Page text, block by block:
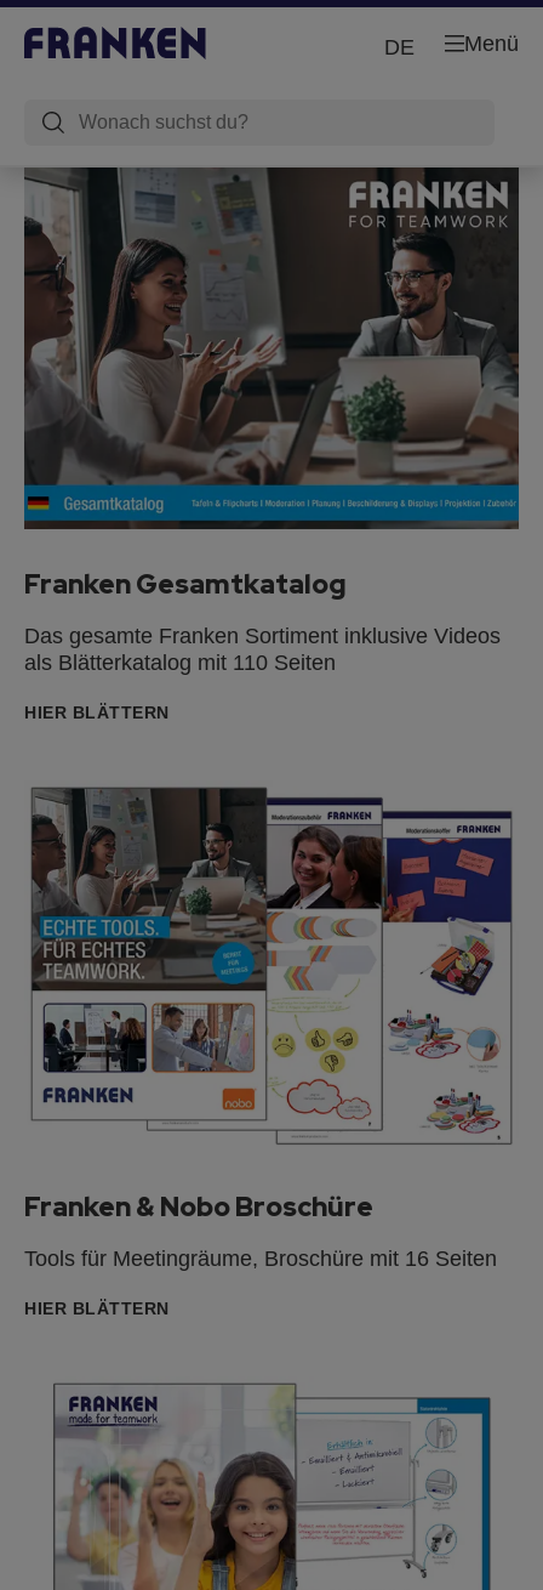
Menü
DE
Franken Gesamtkatalog
Das gesamte Franken Sortiment inklusive Videos
als Blätterkatalog mit 110 Seiten
HIER BLÄTTERN
Franken & Nobo Broschüre
Tools für Meetingräume, Broschüre mit 16 Seiten
HIER BLÄTTERN